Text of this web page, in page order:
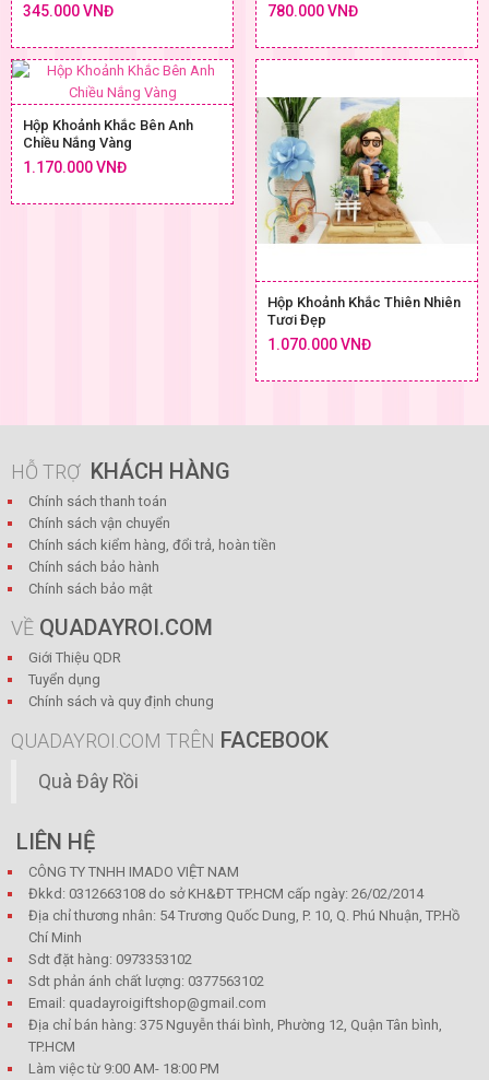
345.000 VNĐ 780.000 VNĐ
Hộp Khoảnh Khắc Bên Anh
Chiều Nắng Vàng
1.170.000 VNĐ
Hộp Khoảnh Khắc Thiên Nhiên
Tươi Đẹp
1.070.000 VNĐ
HỖ TRỢ KHÁCH HÀNG
Chính sách thanh toán
Chính sách vận chuyển
Chính sách kiểm hàng, đổi trả, hoàn tiền
Chính sách bảo hành
Chính sách bảo mật
VỀ QUADAYROI.COM
Giới Thiệu QDR
Tuyển dụng
Chính sách và quy định chung
QUADAYROI.COM TRÊN FACEBOOK
Quà Đây Rồi
LIÊN HỆ
CÔNG TY TNHH IMADO VIỆT NAM
Đkkd: 0312663108 do sở KH&ĐT TP.HCM cấp ngày: 26/02/2014
Địa chỉ thương nhân: 54 Trương Quốc Dung, P. 10, Q. Phú Nhuận, TP.Hồ
Chí Minh
Sdt đặt hàng: 0973353102
Sdt phản ánh chất lượng: 0377563102
Email: quadayroigiftshop@gmail.com
Địa chỉ bán hàng: 375 Nguyễn thái bình, Phường 12, Quận Tân bình,
TP.HCM
Làm việc từ 9:00 AM- 18:00 PM